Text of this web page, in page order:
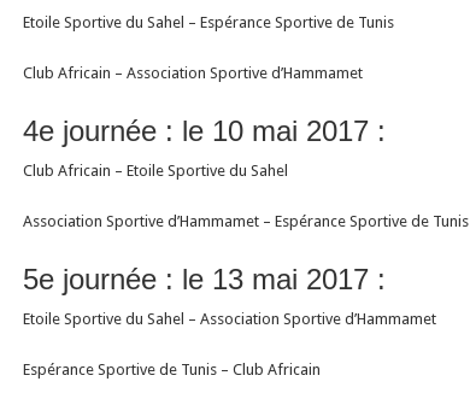
Etoile Sportive du Sahel – Espérance Sportive de Tunis
Club Africain – Association Sportive d’Hammamet
4e journée : le 10 mai 2017 :
Club Africain – Etoile Sportive du Sahel
Association Sportive d’Hammamet – Espérance Sportive de Tunis
5e journée : le 13 mai 2017 :
Etoile Sportive du Sahel – Association Sportive d’Hammamet
Espérance Sportive de Tunis – Club Africain